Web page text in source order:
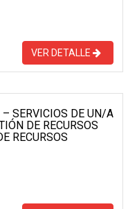
VER DETALLE
SERVICIOS DE UN/A
DE RECURSOS
RECURSOS